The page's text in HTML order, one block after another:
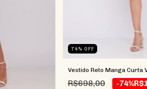
74% OFF
Vestido Reto Manga Curta
R$698,00 -74%